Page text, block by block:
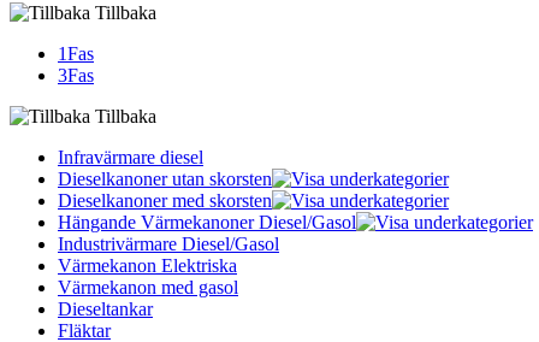
Tillbaka
1Fas
3Fas
Tillbaka
Infravärmare diesel
Dieselkanoner utan skorsten
Dieselkanoner med skorsten
Hängande Värmekanoner Diesel/Gasol
Industrivärmare Diesel/Gasol
Värmekanon Elektriska
Värmekanon med gasol
Dieseltankar
Fläktar